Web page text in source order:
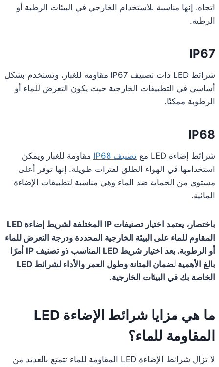
اتجاه. إنها مناسبة للاستخدام الخارجي في البيئات الرطبة أو
الرطبة.
IP67
شرائط LED ذات تصنيف IP67 مقاومة للغبار، وتستخدم بشكل
أساسي في التطبيقات الخارجية حيث يكون التعرض للماء أو
الرطوبة ممكنًا.
IP68
شرائط إضاءة LED مع تصنيف IP68
مقاومة للغبار ويمكن
استخدامها في الهواء الطلق لفترات طويلة. إنها توفر أعلى
مستوى من الحماية ضد الماء وهي مناسبة لتطبيقات الإضاءة
المائية.
باختصار، يعتمد اختيار تصنيفات IP المختلفة لشريط إضاءة LED
المقاوم للماء على البيئة الخارجية المحددة ودرجة التعرض للماء
أو الرطوبة. يعد اختيار شريط LED المناسب ذو تصنيف IP أمرًا
بالغ الأهمية لضمان المتانة وطول العمر والأداء لشرائط LED
الخاصة بك في البيئات الخارجية.
ما هي مزايا شرائط الإضاءة LED
المقاومة للماء؟
لا تزال شرائط الإضاءة LED المقاومة للماء تتمتع بالعديد من